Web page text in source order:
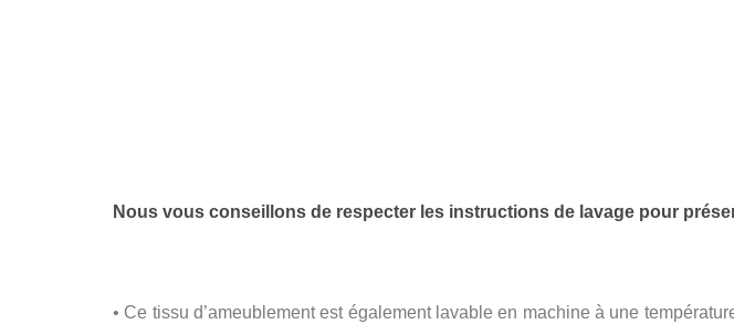
Nous vous conseillons de respecter les instructions de lavage pour
• Ce tissu d’ameublement est également lavable en machine à une